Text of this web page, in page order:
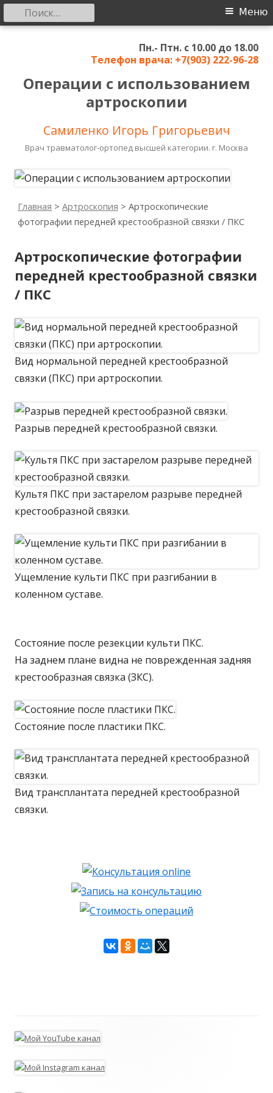
Пн.- Птн. с 10.00 до 18.00
Телефон врача: +7(903) 222-96-28
Операции с использованием
артроскопии
Самиленко Игорь Григорьевич
Врач травматолог-ортопед высшей категории. г. Москва
Основное
Меню
Найти:
Главная > Артроскопия > Артроскопические
фотографии передней крестообразной связки / ПКС
Артроскопические фотографии
передней крестообразной связки
/ ПКС
Вид нормальной передней крестообразной
связки (ПКС) при артроскопии.
Разрыв передней крестообразной связки.
Культя ПКС при застарелом разрыве передней
крестообразной связки.
Ущемление культи ПКС при разгибании в
коленном суставе.
Состояние после резекции культи ПКС.
На заднем плане видна не поврежденная задняя
крестообразная связка (ЗКС).
Состояние после пластики ПКС.
Вид трансплантата передней крестообразной
связки.